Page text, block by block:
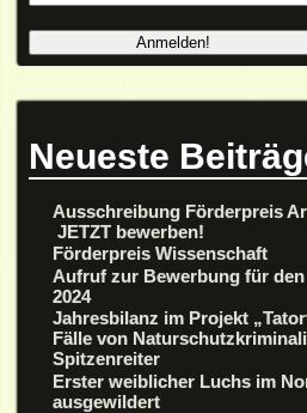
Neueste
Ausschreibung Förderpreis
JETZT bewerben!
Förderpreis Wissenschaft
Aufruf zur Bewerbung für
2024
Jahresbilanz im Projekt
Fälle von
Spitzenreiter
Erster weiblicher Luchs im
ausgewildert